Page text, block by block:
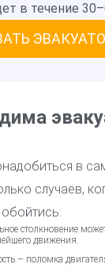
в течение
в
случаев,
столкновение
движения.
– поломка